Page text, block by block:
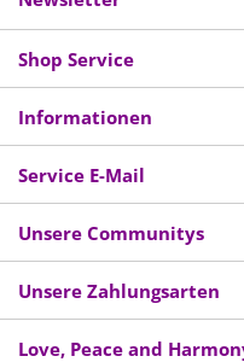
Shop Service
Informationen
Service E-Mail
Unsere Communitys
Unsere Zahlungsarten
Love, Peace and